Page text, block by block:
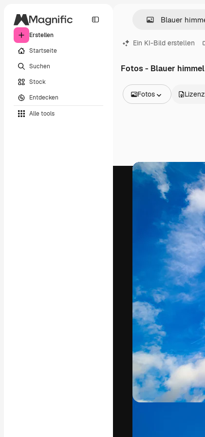
Erstellen
Startseite
Suchen
Stock
Entdecken
Alle tools
Ein KI-Bild erstellen
Fotos - Blauer himmel
Fotos
Videos
Filmmaterial
Motion Graphics
Videovorlagen
Lizenz
Die
Arbeit zu
Agenturen
Deutsch
Copyright ©